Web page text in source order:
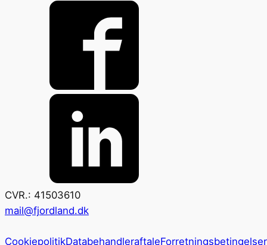
CVR.: 41503610
mail@fjordland.dk
CookiepolitikDatabehandleraftaleForretningsbetingelser